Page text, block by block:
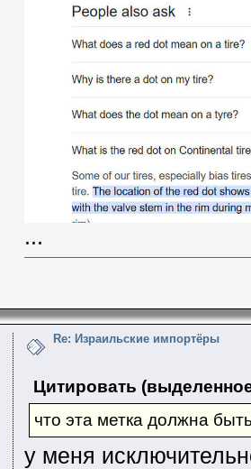
...
Re: Израильские импортёры
Цитировать
что эта метка должна
у меня